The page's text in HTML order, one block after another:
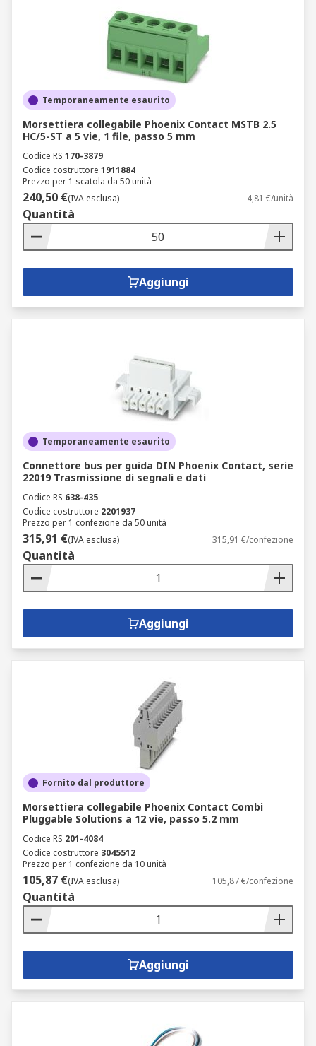
Temporaneamente esaurito
Morsettiera collegabile Phoenix Contact MSTB 2.5
HC/5-ST a 5 vie, 1 file, passo 5 mm
Codice RS 170-3879
Codice costruttore 1911884
Prezzo per 1 scatola da 50 unità
240,50 €(IVA esclusa) 4,81 €/unità
Quantità
Aggiungi
Temporaneamente esaurito
Connettore bus per guida DIN Phoenix Contact, serie
22019 Trasmissione di segnali e dati
Codice RS 638-435
Codice costruttore 2201937
Prezzo per 1 confezione da 50 unità
315,91 €(IVA esclusa) 315,91 €/confezione
Quantità
Aggiungi
Fornito dal produttore
Morsettiera collegabile Phoenix Contact Combi
Pluggable Solutions a 12 vie, passo 5.2 mm
Codice RS 201-4084
Codice costruttore 3045512
Prezzo per 1 confezione da 10 unità
105,87 €(IVA esclusa) 105,87 €/confezione
Quantità
Aggiungi